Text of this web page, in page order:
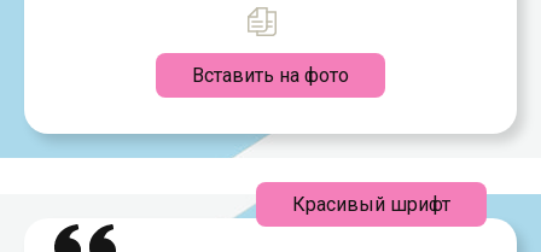
Вставить на фото
Красивый шрифт